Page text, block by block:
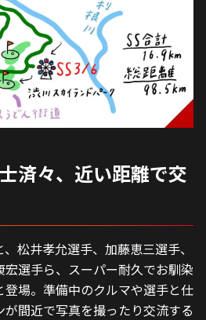
済々、近い距離で交
松井孝允選手、加藤恵三選手、
選手ら、スーパー耐久でお馴染
場。準備中のクルマや選手と仕
間近で写真を撮ったり交流する